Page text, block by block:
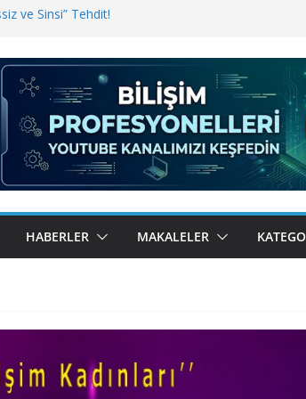
ve Sinsi” Tehdit!
Bugün BulutTahsilat’ta
Kemal Oral Tüm Sorularımızı
HABERLER MAKALELER